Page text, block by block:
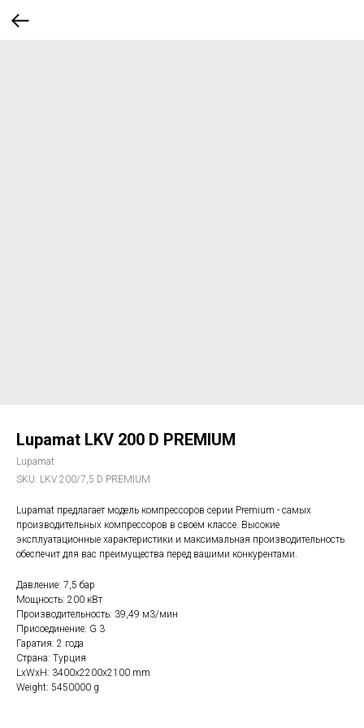
Lupamat LKV 200 D PREMIUM
Lupamat
SKU: LKV 200/7,5 D PREMIUM
Lupamat предлагает модель компрессоров серии Premium - самых
производительных компрессоров в своём классе. Высокие
эксплуатационные характеристики и максимальная производительность
обеспечит для вас преимущества перед вашими конкурентами.
Давление: 7,5 бар
Мощность: 200 кВт
Производительность: 39,49 м3/мин
Присоединение: G 3
Гаратия: 2 года
Страна: Турция
LxWxH: 3400x2200x2100 mm
Weight: 5450000 g